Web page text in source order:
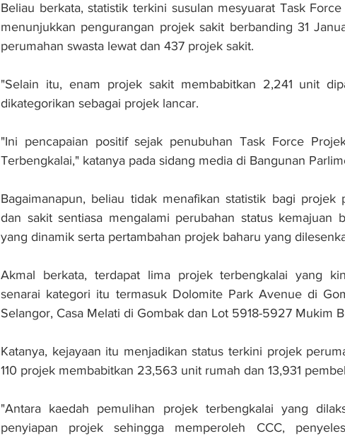
Beliau berkata, statistik terkini susulan mesyuarat Task
menunjukkan pengurangan projek sakit berbanding 31
perumahan swasta lewat dan 437 projek sakit.
"Selain itu, enam projek sakit membabitkan 2,241 unit
dikategorikan sebagai projek lancar.
"Ini pencapaian positif sejak penubuhan Task Force
Terbengkalai," katanya pada sidang media di Bangunan
Bagaimanapun, beliau tidak menafikan statistik bagi projek
dan sakit sentiasa mengalami perubahan status kemajuan
yang dinamik serta pertambahan projek baharu yang
Akmal berkata, terdapat lima projek terbengkalai yang
senarai kategori itu termasuk Dolomite Park Avenue di
Selangor, Casa Melati di Gombak dan Lot 5918-5927 Mukim
Katanya, kejayaan itu menjadikan status terkini projek
110 projek membabitkan 23,563 unit rumah dan 13,931
"Antara kaedah pemulihan projek terbengkalai yang
penyiapan projek sehingga memperoleh CCC,